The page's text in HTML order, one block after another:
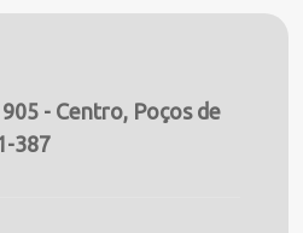
- Centro, Poços de
387